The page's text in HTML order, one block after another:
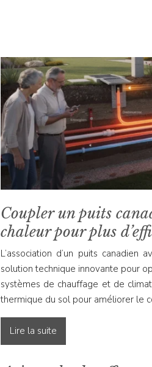
Coupler un puits
chaleur pour plus
L’association d’un puits
solution technique innovante pour
systèmes de chauffage et de
thermique du sol pour améliorer le
Lire la suite